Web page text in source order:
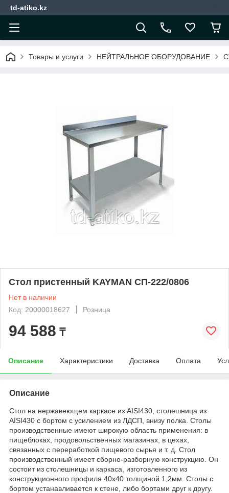
td-atiko.kz
Товары и услуги НЕЙТРАЛЬНОЕ ОБОРУДОВАНИЕ
Стол пристенный KAYMAN СП-222/0806
Нет в наличии
Код: 20000018627
Розница
94 588 ₸
Описание Характеристики Доставка Оплата
Описание
Cтол на нержавеющем каркасе из AISI430, столешница из
AISI430 с бортом с усилением из ЛДСП, внизу полка. Столы
производственные имеют широкую область применения: в
пищеблоках, продовольственных магазинах, в цехах,
связанных с переработкой пищевого сырья и т. д. Стол
производственный имеет сборно-разборную конструкцию. Он
состоит из столешницы и каркаса, изготовленного из
конструкционного профиля 40х40 толщиной 1,2мм. Столы с
бортом устанавливается к стене, либо бортами друг к другу.